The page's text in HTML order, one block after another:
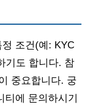
조건(예: KYC
기도 합니다. 참
중요합니다. 궁
에 문의하시기